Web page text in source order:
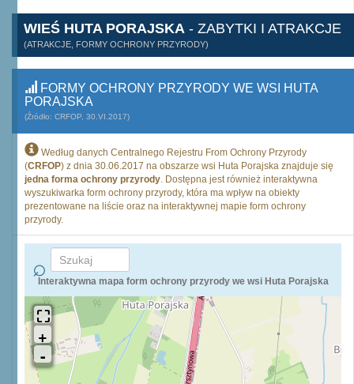
WIEŚ HUTA PORAJSKA - ZABYTKI I ATRAKCJE
(ATRAKCJE, FORMY OCHRONY PRZYRODY)
FORMY OCHRONY PRZYRODY WE WSI HUTA
PORAJSKA
(Źródło: CRFOP, 30.VI.2017)
Według danych Centralnego Rejestru From Ochrony Przyrody
(CRFOP) z dnia 30.06.2017 na obszarze wsi Huta Porajska znajduje się
jedna forma ochrony przyrody. Dostępna jest również interaktywna
wyszukiwarka form ochrony przyrody, która ma wpływ na obiekty
prezentowane na liście oraz na interaktywnej mapie form ochrony
przyrody.
Interaktywna mapa form ochrony przyrody we wsi Huta Porajska